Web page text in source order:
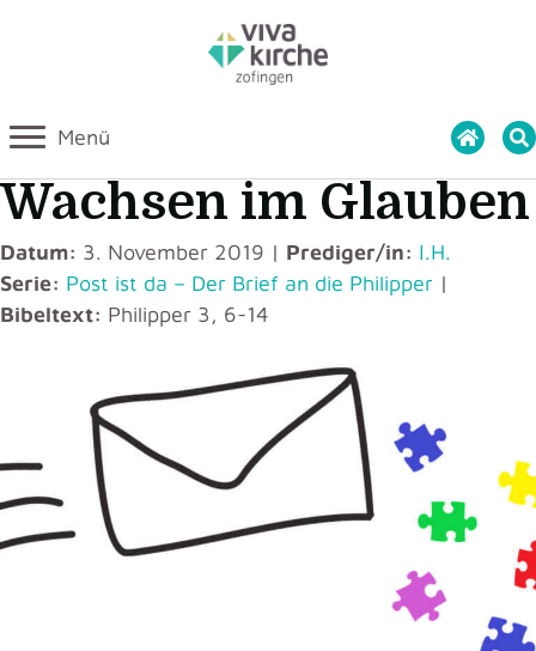
Menü
Wachsen im Glauben
Datum: 3. November 2019 | Prediger/in: I.H.
Serie: Post ist da – Der Brief an die Philipper |
Bibeltext: Philipper 3, 6-14